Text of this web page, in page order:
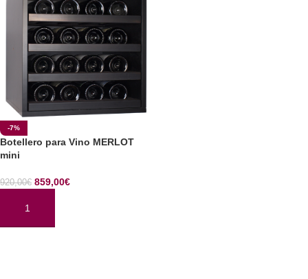
-7%
Botellero para Vino MERLOT
mini
920,00€ 859,00€
AÑADIR AL CARRITO